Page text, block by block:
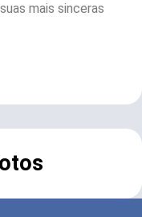
mais sinceras